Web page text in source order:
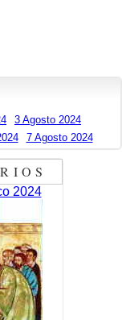
3 Agosto 2024
7 Agosto 2024
2024